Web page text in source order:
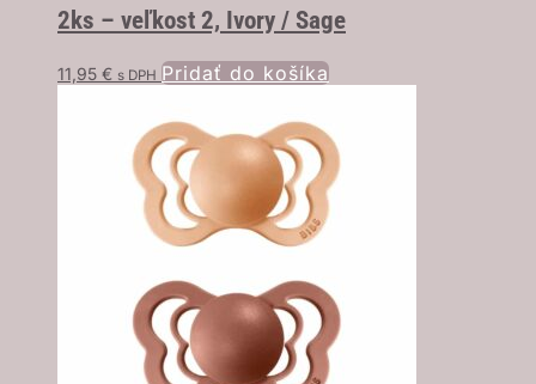
2ks – veľkost 2, Ivory / Sage
11,95 € s DPH Pridať do košíka